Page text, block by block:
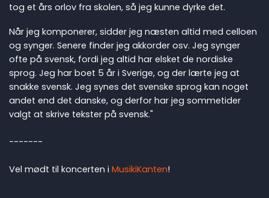
tog et års orlov fra skolen, så jeg kunne dyrke det.
Når jeg komponerer, sidder jeg næsten altid med celloen
og synger. Senere finder jeg akkorder osv. Jeg synger
ofte på svensk, fordi jeg altid har elsket de nordiske
sprog. Jeg har boet 5 år i Sverige, og der lærte jeg at
snakke svensk. Jeg synes det svenske sprog kan noget
andet end det danske, og derfor har jeg sommetider
valgt at skrive tekster på svensk."
-------
Vel mødt til koncerten i MusikiKanten!